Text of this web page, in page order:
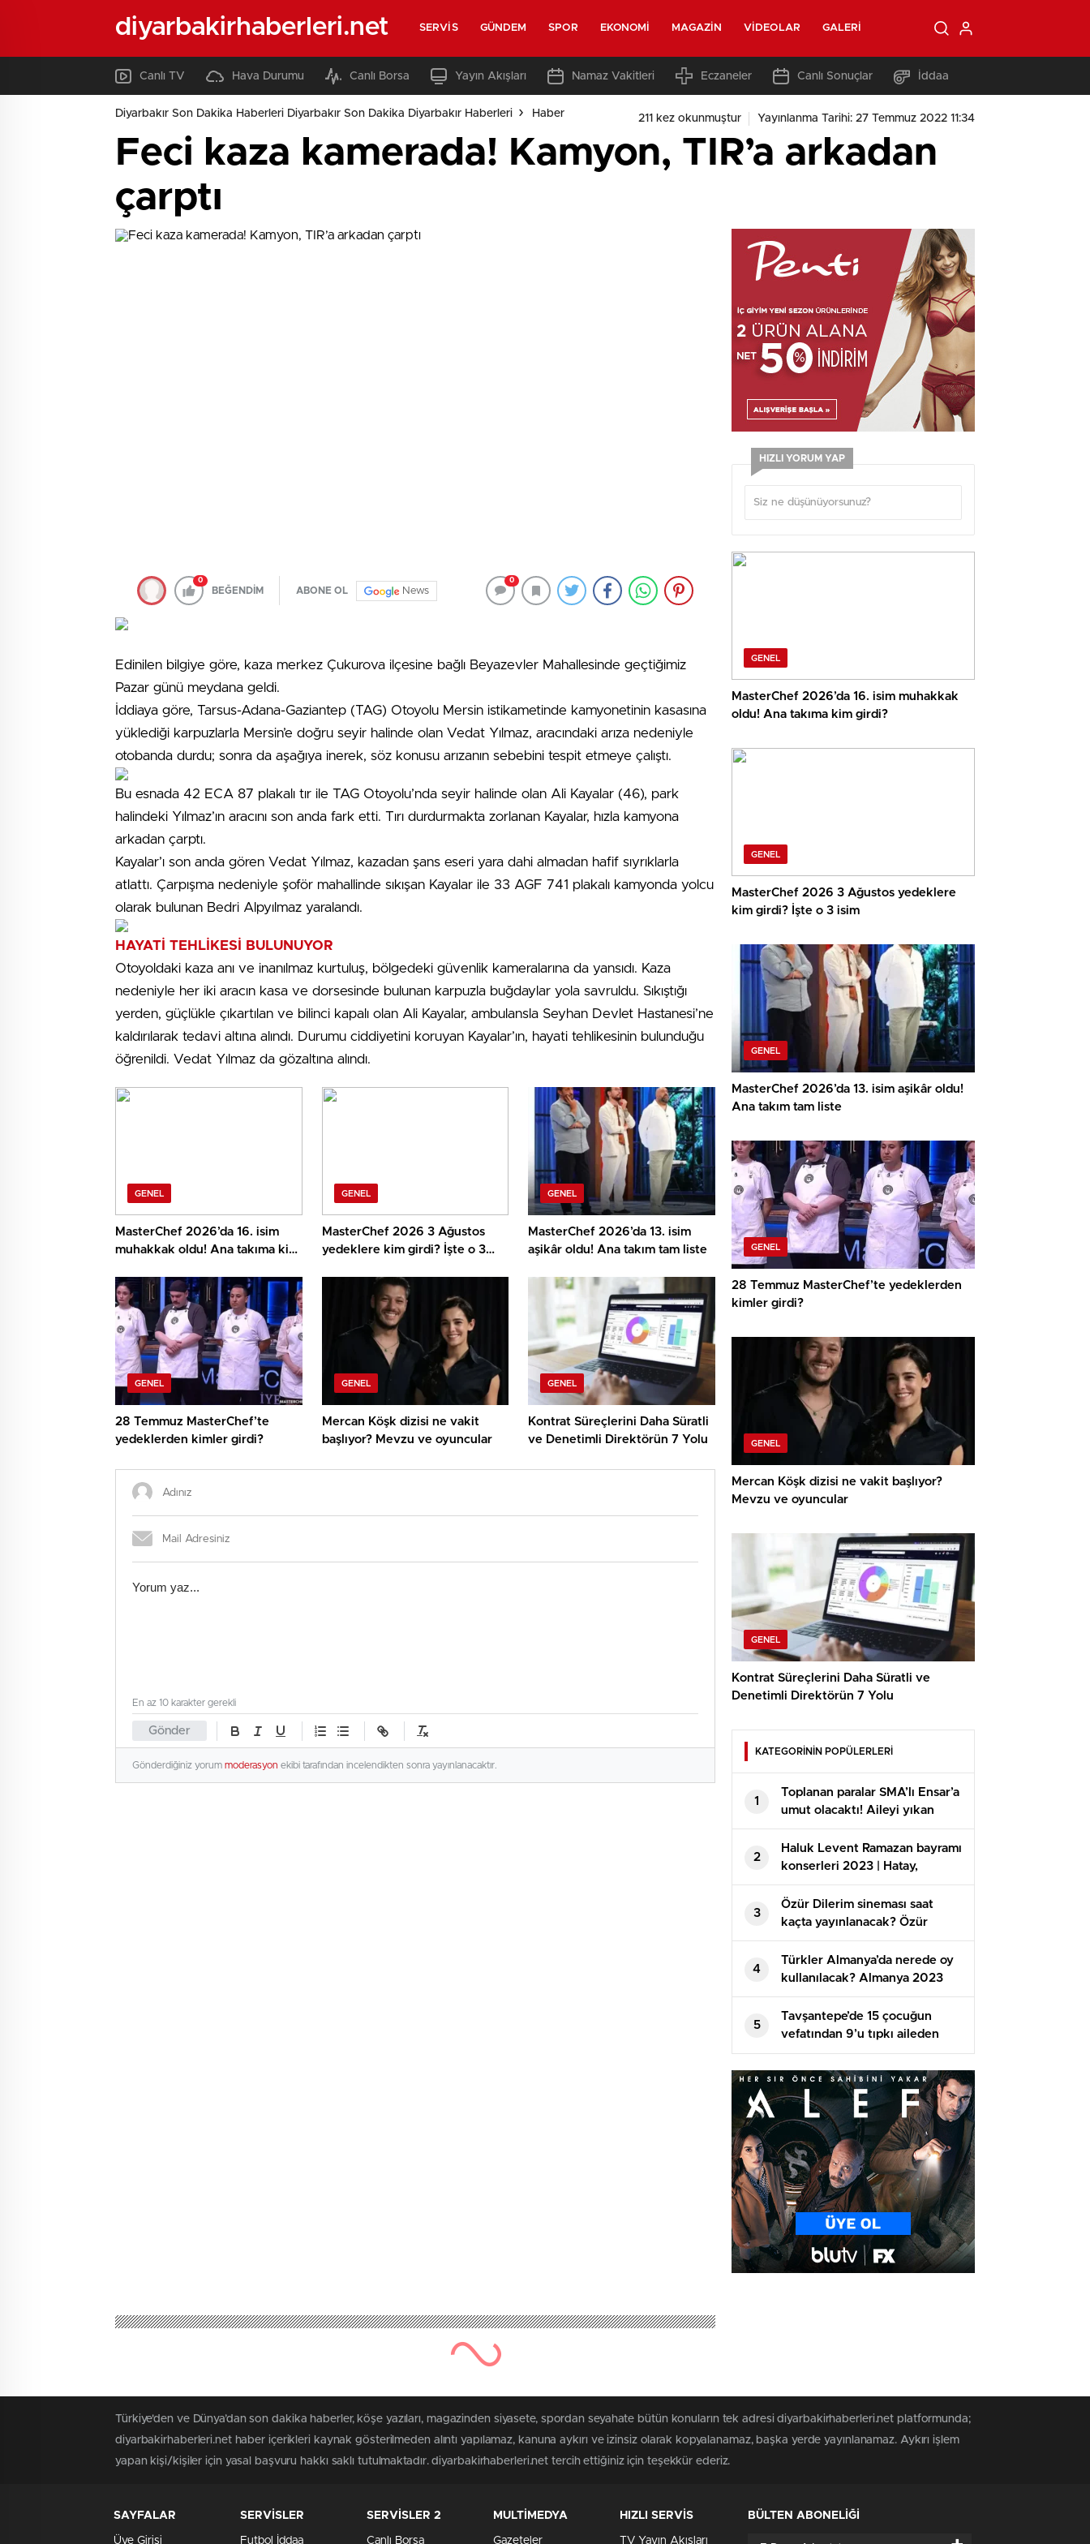
diyarbakirhaberleri.net SERVIS GÜNDEM SPOR EKONOMI MAGAZIN VIDEOLAR GALERI
Canlı TV Hava Durumu Canlı Borsa Yayın Akışları Namaz Vakitleri Eczaneler Canlı Sonuçlar İddaa
Diyarbakır Son Dakika Haberleri Diyarbakır Son Dakika Diyarbakır Haberleri Haber 211 kez okunmuştur Yayınlanma Tarihi: 27 Temmuz 2022 11:34
Feci kaza kamerada! Kamyon, TIR’a arkadan
çarptı
0
BEĞENDİM ABONE OL News
0
Edinilen bilgiye göre, kaza merkez Çukurova ilçesine bağlı Beyazevler Mahallesinde geçtiğimiz
Pazar günü meydana geldi.
İddiaya göre, Tarsus-Adana-Gaziantep (TAG) Otoyolu Mersin istikametinde kamyonetinin kasasına
yüklediği karpuzlarla Mersin’e doğru seyir halinde olan Vedat Yılmaz, aracındaki arıza nedeniyle
otobanda durdu; sonra da aşağıya inerek, söz konusu arızanın sebebini tespit etmeye çalıştı.
Bu esnada 42 ECA 87 plakalı tır ile TAG Otoyolu’nda seyir halinde olan Ali Kayalar (46), park
halindeki Yılmaz’ın aracını son anda fark etti. Tırı durdurmakta zorlanan Kayalar, hızla kamyona
arkadan çarptı.
Kayalar’ı son anda gören Vedat Yılmaz, kazadan şans eseri yara dahi almadan hafif sıyrıklarla
atlattı. Çarpışma nedeniyle şoför mahallinde sıkışan Kayalar ile 33 AGF 741 plakalı kamyonda yolcu
olarak bulunan Bedri Alpyılmaz yaralandı.
HAYATİ TEHLİKESİ BULUNUYOR
Otoyoldaki kaza anı ve inanılmaz kurtuluş, bölgedeki güvenlik kameralarına da yansıdı. Kaza
nedeniyle her iki aracın kasa ve dorsesinde bulunan karpuzla buğdaylar yola savruldu. Sıkıştığı
yerden, güçlükle çıkartılan ve bilinci kapalı olan Ali Kayalar, ambulansla Seyhan Devlet Hastanesi’ne
kaldırılarak tedavi altına alındı. Durumu ciddiyetini koruyan Kayalar’ın, hayati tehlikesinin bulunduğu
öğrenildi. Vedat Yılmaz da gözaltına alındı.
GENEL
MasterChef 2026’da 16. isim
muhakkak oldu! Ana takıma kim
GENEL
MasterChef 2026 3 Ağustos
yedeklere kim girdi? İşte o 3
GENEL
MasterChef 2026’da 13. isim
aşikâr oldu! Ana takım tam liste
GENEL
28 Temmuz MasterChef’te
yedeklerden kimler girdi?
GENEL
Mercan Köşk dizisi ne vakit
başlıyor? Mevzu ve oyuncular
GENEL
Kontrat Süreçlerini Daha Süratli
ve Denetimli Direktörün 7 Yolu
Gönder
En az 10 karakter gerekli
Gönderdiğiniz yorum moderasyon ekibi tarafından incelendikten sonra yayınlanacaktır.
HIZLI YORUM YAP
GENEL
MasterChef 2026’da 16. isim muhakkak
oldu! Ana takıma kim girdi?
GENEL
MasterChef 2026 3 Ağustos yedeklere
kim girdi? İşte o 3 isim
GENEL
MasterChef 2026’da 13. isim aşikâr oldu!
Ana takım tam liste
GENEL
28 Temmuz MasterChef’te yedeklerden
kimler girdi?
GENEL
Mercan Köşk dizisi ne vakit başlıyor?
Mevzu ve oyuncular
GENEL
Kontrat Süreçlerini Daha Süratli ve
Denetimli Direktörün 7 Yolu
KATEGORİNİN POPÜLERLERİ
1
Toplanan paralar SMA’lı Ensar’a
umut olacaktı! Aileyi yıkan
haber
2
Haluk Levent Ramazan bayramı
konserleri 2023 | Hatay,
Kahramanmaraş, Gaziantep,
Adıyaman, İskenderun
konserleri saat kaçta?
3
Özür Dilerim sineması saat
kaçta yayınlanacak? Özür
Dilerim sineması ne vakit
başlayacak, neden
yayınlanmadı?
4
Türkler Almanya’da nerede oy
kullanılacak? Almanya 2023
Türkler ne vakit oy kullanacak?
5
Tavşantepe’de 15 çocuğun
vefatından 9’u tıpkı aileden
Türkiye'den ve Dünya’dan son dakika haberler, köşe yazıları, magazinden siyasete, spordan seyahate bütün konuların tek adresi diyarbakirhaberleri.net platformunda;
diyarbakirhaberleri.net haber içerikleri kaynak gösterilmeden alıntı yapılamaz, kanuna aykırı ve izinsiz olarak kopyalanamaz, başka yerde yayınlanamaz. Aykırı işlem
yapan kişi/kişiler için yasal başvuru hakkı saklı tutulmaktadır. diyarbakirhaberleri.net tercih ettiğiniz için teşekkür ederiz.
SAYFALAR
Üye Girişi
SERVİSLER
Futbol İddaa
SERVİSLER 2
Canlı Borsa
MULTİMEDYA
Gazeteler
HIZLI SERVİS
TV Yayın Akışları
BÜLTEN ABONELİĞİ